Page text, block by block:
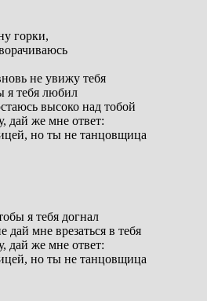
горки,
не увижу тебя
я тебя любил
высоко над тобой
дай же мне ответ:
но ты не танцовщица
я тебя догнал
мне врезаться в тебя
дай же мне ответ:
но ты не танцовщица